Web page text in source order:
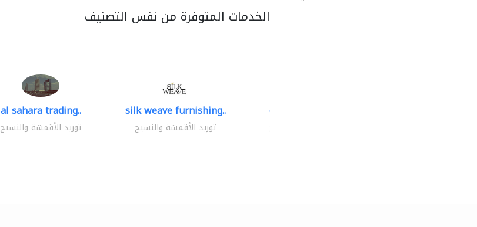
الخدمات المتوفرة من نفس التصنيف
al sahara trading..
توريد الأقمشة والنسيج
silk weave furnishing..
توريد الأقمشة والنسيج
chrysels decore llc